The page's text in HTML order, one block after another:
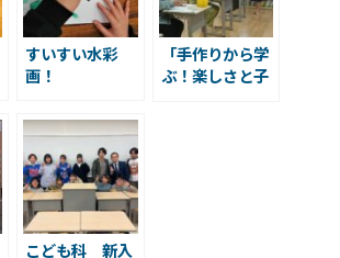
すいすい水彩
画！
「手作りから学
ぶ！楽しさと子
こども科 新入